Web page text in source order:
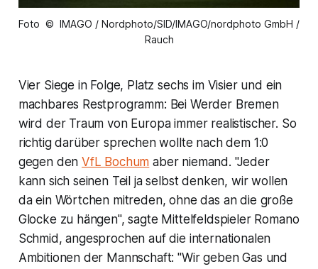
Foto © IMAGO / Nordphoto/SID/IMAGO/nordphoto GmbH /
Rauch
Vier Siege in Folge, Platz sechs im Visier und ein
machbares Restprogramm: Bei Werder Bremen
wird der Traum von Europa immer realistischer. So
richtig darüber sprechen wollte nach dem 1:0
gegen denVfL Bochum aber niemand. "Jeder
kann sich seinen Teil ja selbst denken, wir wollen
da ein Wörtchen mitreden, ohne das an die große
Glocke zu hängen", sagte Mittelfeldspieler Romano
Schmid, angesprochen auf die internationalen
Ambitionen der Mannschaft: "Wir geben Gas und